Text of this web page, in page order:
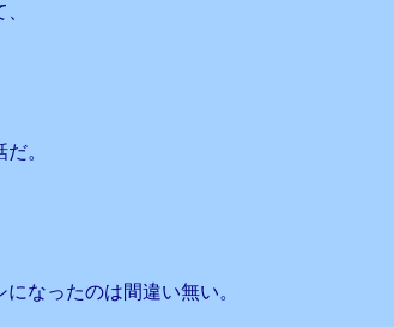
。
なったのは間違い無い。